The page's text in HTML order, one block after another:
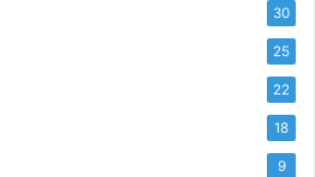
il 5×1000,
30
25
22
18
9